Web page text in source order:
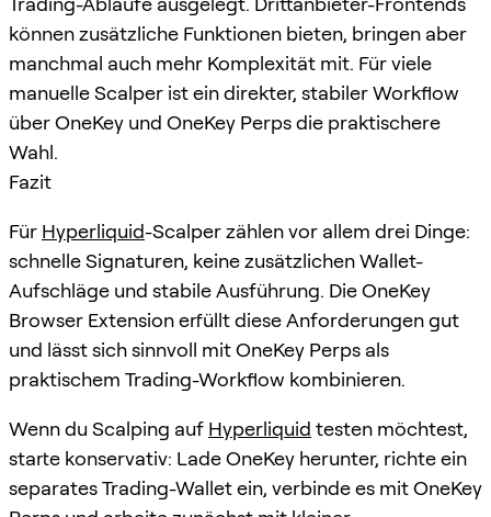
können zusätzliche Funktionen bieten, bringen aber
manchmal auch mehr Komplexität mit. Für viele
manuelle Scalper ist ein direkter, stabiler Workflow
über OneKey und OneKey Perps die praktischere
Wahl.
Fazit
Für Hyperliquid-Scalper zählen vor allem drei Dinge:
schnelle Signaturen, keine zusätzlichen Wallet-
Aufschläge und stabile Ausführung. Die OneKey
Browser Extension erfüllt diese Anforderungen gut
und lässt sich sinnvoll mit OneKey Perps als
praktischem Trading-Workflow kombinieren.
Wenn du Scalping auf Hyperliquid testen möchtest,
starte konservativ: Lade OneKey herunter, richte ein
separates Trading-Wallet ein, verbinde es mit OneKey